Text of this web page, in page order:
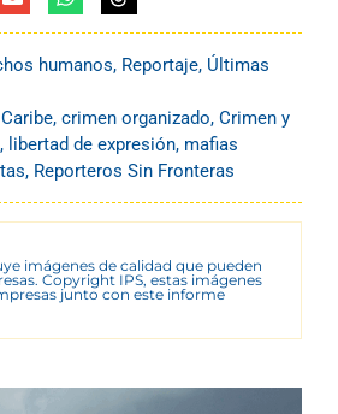
humanos, Reportaje, Últimas
, crimen organizado, Crimen y
, libertad de expresión, mafias
, Reporteros Sin Fronteras
imágenes de calidad que pueden
Copyright IPS, estas imágenes
junto con este informe